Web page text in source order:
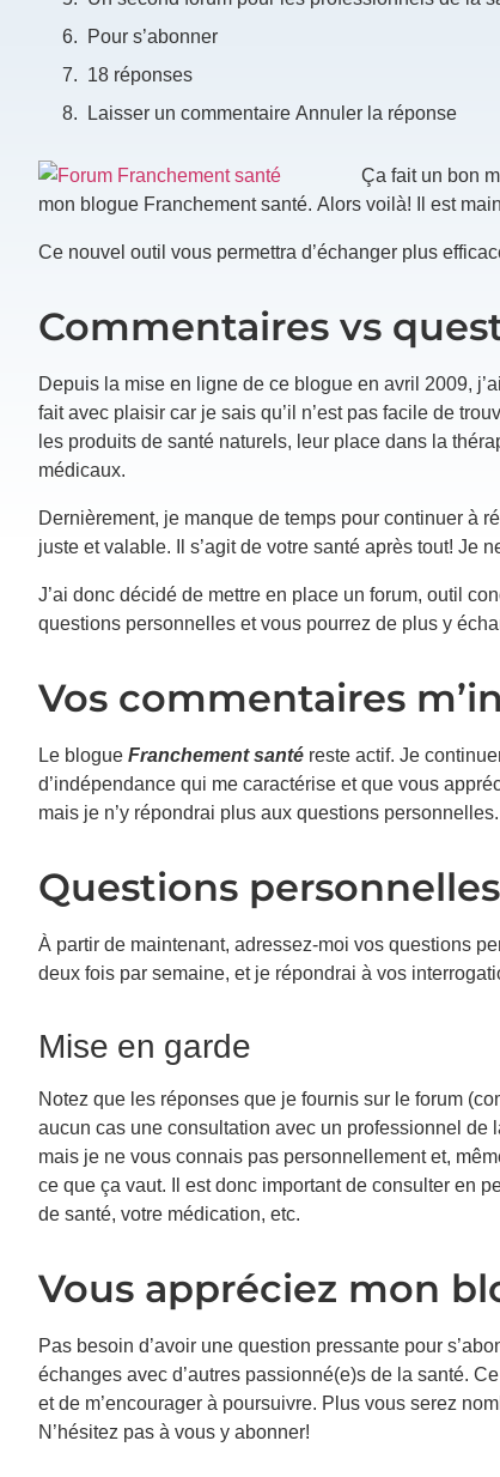
Pour s’abonner
18 réponses
Laisser un commentaire Annuler la réponse
Ça fait un bon
mon blogue Franchement santé. Alors voilà! Il est
Ce nouvel outil vous permettra d’échanger plus
Commentaires vs
Depuis la mise en ligne de ce blogue en avril 2009,
fait avec plaisir car je sais qu’il n’est pas facile de
les produits de santé naturels, leur place dans la
médicaux.
Dernièrement, je manque de temps pour continuer à
juste et valable. Il s’agit de votre santé après tout! Je
J’ai donc décidé de mettre en place un forum, outil
questions personnelles et vous pourrez de plus y
Vos commentaires
Le blogueFranchement santé reste actif. Je
d’indépendance qui me caractérise et que vous
mais je n’y répondrai plus aux questions personnelles.
Questions personnelles
À partir de maintenant, adressez-moi vos questions
deux fois par semaine, et je répondrai à vos
Mise en garde
Notez que les réponses que je fournis sur le forum
aucun cas une consultation avec un professionnel
mais je ne vous connais pas personnellement et,
ce que ça vaut. Il est donc important de consulter en
de santé, votre médication, etc.
Vous appréciez mon
Pas besoin d’avoir une question pressante pour
échanges avec d’autres passionné(e)s de la santé.
et de m’encourager à poursuivre. Plus vous serez
N’hésitez pas à vous y abonner!